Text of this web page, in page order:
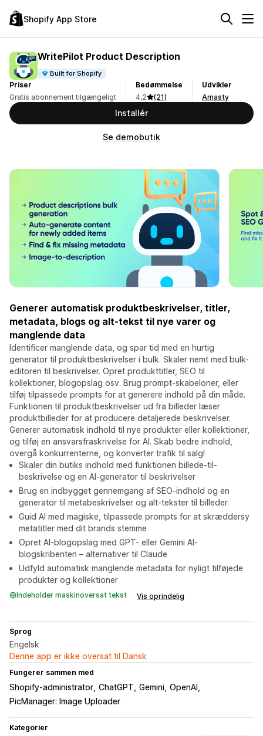
Shopify App Store
WritePilot Product Description
Built for Shopify
Priser
Gratis abonnement tilgængeligt
Bedømmelse
4,2
(21)
Udvikler
Amasty
Installér
Se demobutik
Generer automatisk produktbeskrivelser, titler,
metadata, blogs og alt-tekst til nye varer og
manglende data
Identificer manglende data, og spar tid med en hurtig
generator til produktbeskrivelser i bulk. Skaler nemt med bulk-
editoren til beskrivelser. Opret produkttitler, SEO til
kollektioner, blogopslag osv. Brug prompt-skabeloner, eller
tilføj tilpassede prompts for at generere indhold på din måde.
Funktionen til produktbeskrivelser ud fra billeder læser
produktbilleder for at producere detaljerede beskrivelser.
Generer automatisk indhold til nye produkter eller kollektioner,
og tilføj en ansvarsfraskrivelse for AI. Skab bedre indhold,
overgå konkurrenterne, og konverter trafik til salg!
Skaler din butiks indhold med funktionen billede-til-
beskrivelse og en AI-generator til beskrivelser
Brug en indbygget gennemgang af SEO-indhold og en
generator til metabeskrivelser og alt-tekster til billeder
Guid AI med magiske, tilpassede prompts for at skræddersy
metatitler med dit brands stemme
Opret AI-blogopslag med GPT- eller Gemini AI-
blogskribenten – alternativer til Claude
Udfyld automatisk manglende metadata for nyligt tilføjede
produkter og kollektioner
Indeholder maskinoversat tekst Vis oprindelig
Sprog
Engelsk
Denne app er ikke oversat til Dansk
Fungerer sammen med
Shopify-administrator ChatGPT Gemini OpenAI
PicManager: Image Uploader
Kategorier